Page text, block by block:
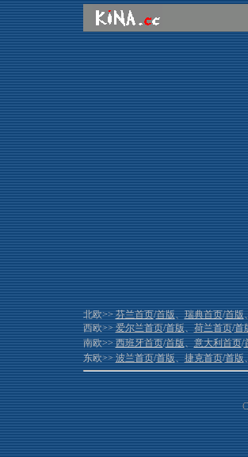
北欧>>芬兰首页/首版、瑞典首页/首版
西欧>>爱尔兰首页/首版、荷兰首页/首
南欧>>西班牙首页/首版、意大利首页/
东欧>>波兰首页/首版、捷克首页/首版